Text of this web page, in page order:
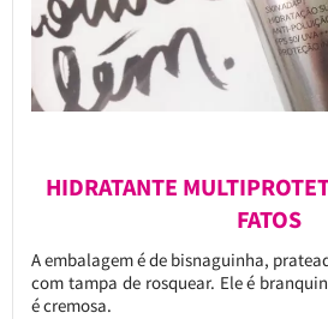
HIDRATANTE
FATOS
A embalagem é de bisnaguinha,
com tampa de rosquear. Ele é
é cremosa.